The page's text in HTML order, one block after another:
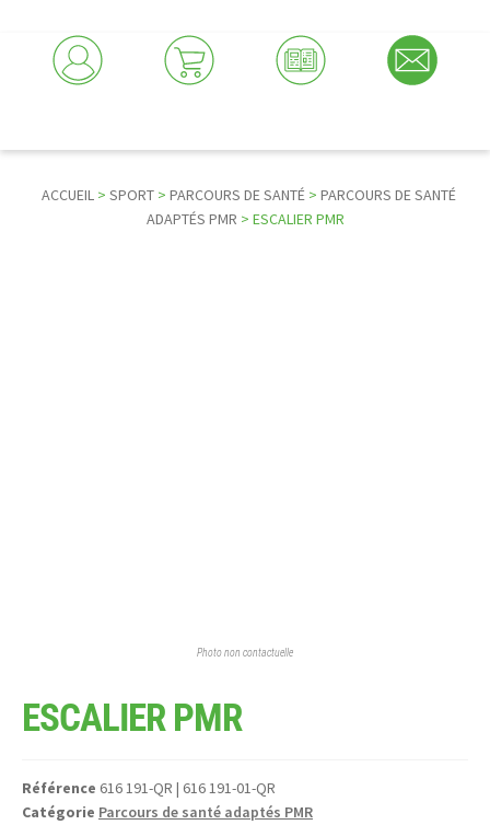
ACCUEIL >SPORT >PARCOURS DE SANTÉ >PARCOURS DE SANTÉ
ADAPTÉS PMR > ESCALIER PMR
Photo non contactuelle
ESCALIER PMR
Référence 616 191-QR | 616 191-01-QR
Catégorie Parcours de santé adaptés PMR